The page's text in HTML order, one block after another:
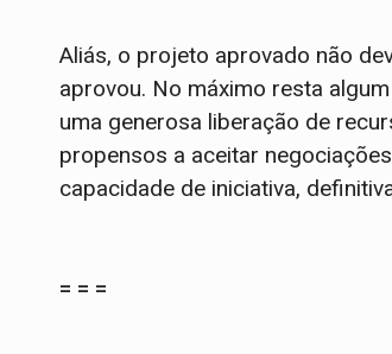
Aliás, o projeto aprovado não
aprovou. No máximo resta
uma generosa liberação de
propensos a aceitar
capacidade de iniciativa,
= = =